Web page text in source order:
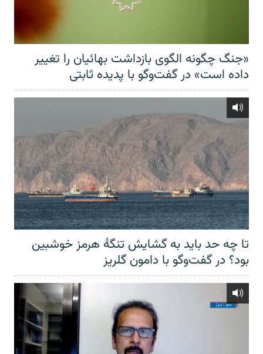
«جنگ چگونه الگوی بازداشت بهائیان را تغییر
داده است» در گفت‌وگو با پدیده ثابتی
تا چه حد باید به گشایش تنگهٔ هرمز خوشبین
بود؟ در گفت‌وگو با دامون گلریز